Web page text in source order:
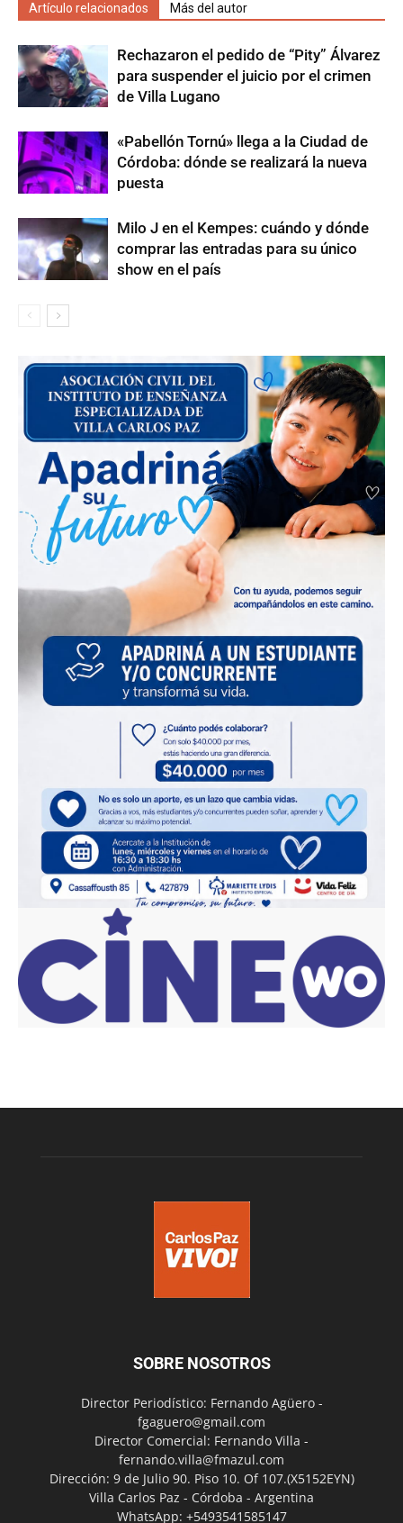
Artículo relacionados Más del autor
Rechazaron el pedido de “Pity” Álvarez
para suspender el juicio por el crimen
de Villa Lugano
«Pabellón Tornú» llega a la Ciudad de
Córdoba: dónde se realizará la nueva
puesta
Milo J en el Kempes: cuándo y dónde
comprar las entradas para su único
show en el país
SOBRE NOSOTROS
Director Periodístico: Fernando Agüero -
fgaguero@gmail.com
Director Comercial: Fernando Villa -
fernando.villa@fmazul.com
Dirección: 9 de Julio 90. Piso 10. Of 107.(X5152EYN)
Villa Carlos Paz - Córdoba - Argentina
WhatsApp: +5493541585147